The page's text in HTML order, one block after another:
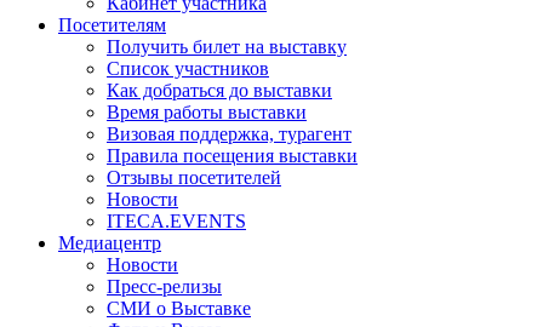
Посетителям
Получить билет на выставку
Список участников
Как добраться до выставки
Время работы выставки
Визовая поддержка, турагент
Правила посещения выставки
Отзывы посетителей
Новости
ITECA.EVENTS
Медиацентр
Новости
Пресс-релизы
СМИ о Выставке